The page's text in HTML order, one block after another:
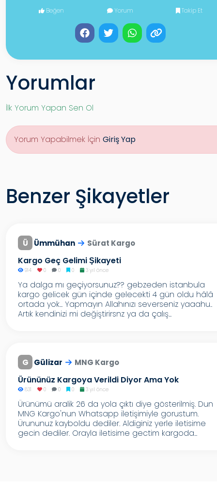
Beğen Yorum Takip Et
Yorumlar
İlk Yorum Yapan Sen Ol
Yorum Yapabilmek İçin Giriş Yap
Benzer Şikayetler
Ü Ümmühan Sürat Kargo
Kargo Geç Gelimi Şikayeti
914 0 0 0 3 yıl önce
Ya dalga mı geçiyorsunuz?? gebzeden istanbula
kargo gelicek gün içinde gelecekti 4 gün oldu hâlâ
ortada yok... Yapmayın Allahınızı severseniz yaaahu..
Artık kendinizi mi değiştirirsnz ya da çalış...
G Gülizar MNG Kargo
Ürününüz Kargoya Verildi Diyor Ama Yok
831 0 0 0 3 yıl önce
Ürünümü aralik 26 da yola çıktı diye gösterilmiş. Dun
MNG Kargo'nun Whatsapp iletişimiyle gorustum.
Ürununuz kayboldu dediler. Aldiginiz yerle iletisime
gecin dediler. Orayla iletisime gectim kargoda...